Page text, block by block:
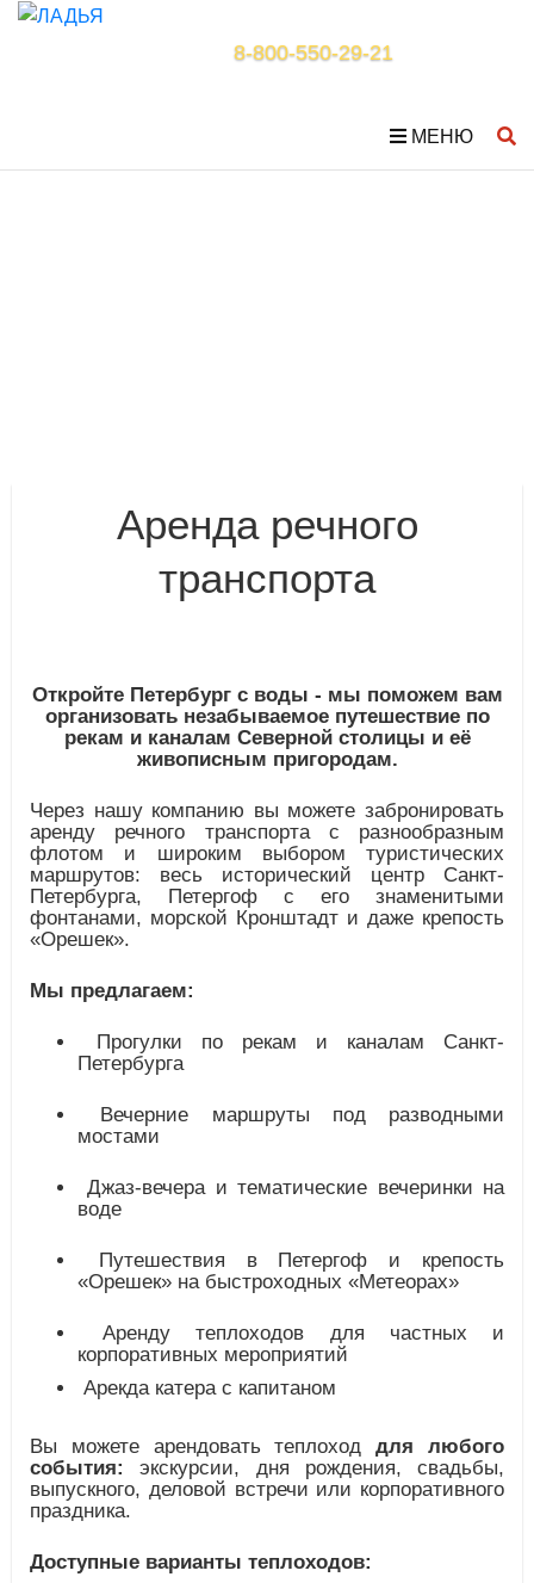
8-800-550-29-21
МЕНЮ
Аренда речного
транспорта
Откройте Петербург с воды - мы поможем вам
организовать незабываемое путешествие по
рекам и каналам Северной столицы и её
живописным пригородам.
Через нашу компанию вы можете забронировать
аренду речного транспорта с разнообразным
флотом и широким выбором туристических
маршрутов: весь исторический центр Санкт-
Петербурга, Петергоф с его знаменитыми
фонтанами, морской Кронштадт и даже крепость
«Орешек».
Мы предлагаем:
Прогулки по рекам и каналам Санкт-
Петербурга
Вечерние маршруты под разводными
мостами
Джаз-вечера и тематические вечеринки на
воде
Путешествия в Петергоф и крепость
«Орешек» на быстроходных «Метеорах»
Аренду теплоходов для частных и
корпоративных мероприятий
Арекда катера с капитаном
Вы можете арендовать теплоходдля любого
события:
экскурсии, дня рождения, свадьбы,
выпускного, деловой встречи или корпоративного
праздника.
Доступные варианты теплоходов: